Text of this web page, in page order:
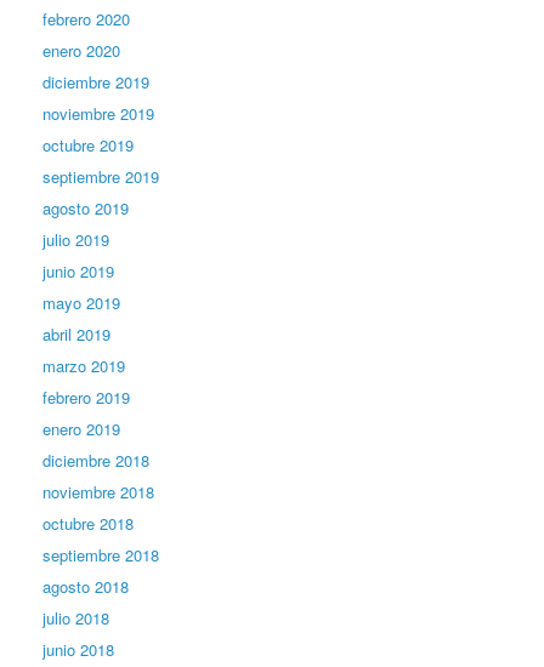
febrero 2020
enero 2020
diciembre 2019
noviembre 2019
octubre 2019
septiembre 2019
agosto 2019
julio 2019
junio 2019
mayo 2019
abril 2019
marzo 2019
febrero 2019
enero 2019
diciembre 2018
noviembre 2018
octubre 2018
septiembre 2018
agosto 2018
julio 2018
junio 2018